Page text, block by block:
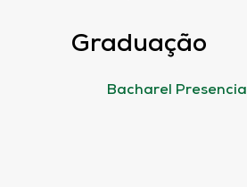
Graduação
Bacharel Presencial